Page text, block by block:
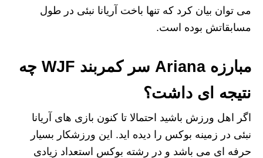
می توان بیان کرد که تنها باخت آریانا نبئی در طول
مسابقاتش بوده است.
مبارزه Ariana سر کمربند WJF چه
نتیجه ای داشت؟
اگر اهل ورزش باشید احتمالا تا کنون بازی های آریانا
نبئی در زمینه بوکس را دیده اید. این ورزشکار بسیار
حرفه ای می باشد و در رشته بوکس استعداد زیادی